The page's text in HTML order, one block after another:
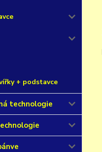
+ podstavce
technologie